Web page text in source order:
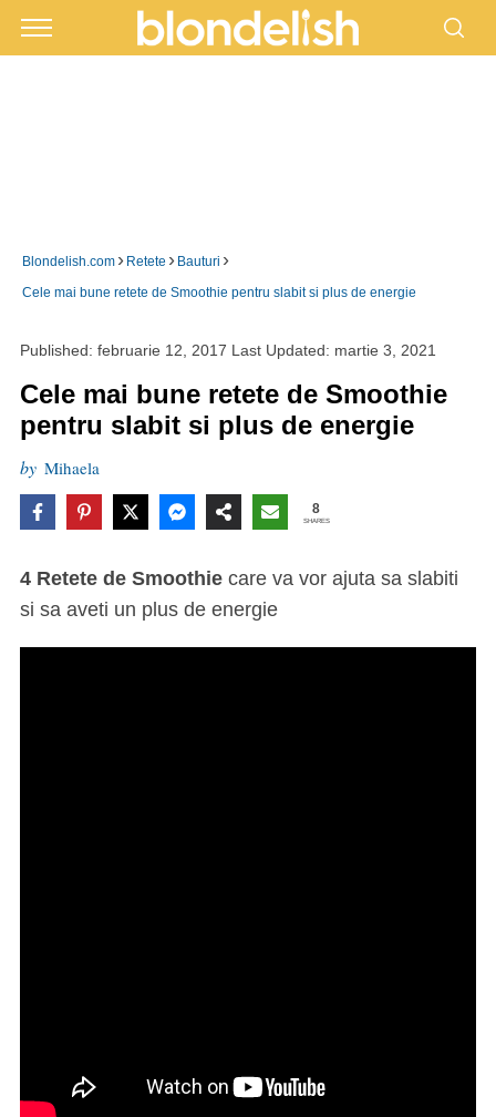
Blondelish.com › Retete › Bauturi ›
Cele mai bune retete de Smoothie pentru slabit si plus de energie
Published: februarie 12, 2017 Last Updated: martie 3, 2021
Cele mai bune retete de Smoothie
pentru slabit si plus de energie
by Mihaela
8
SHARES
4 Retete de Smoothiecare va vor ajuta sa slabiti
si sa aveti un plus de energie